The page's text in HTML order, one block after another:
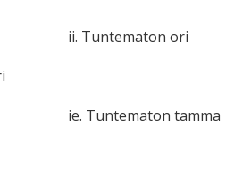
ii. Tuntematon ori
ie. Tuntematon tamma